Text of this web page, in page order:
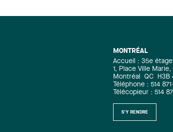
MONTRÉAL
Accueil : 35e étage
1, Place Ville
Montréal
QC
H3B
Téléphone : 514
Télécopieur : 514
S'Y RENDRE